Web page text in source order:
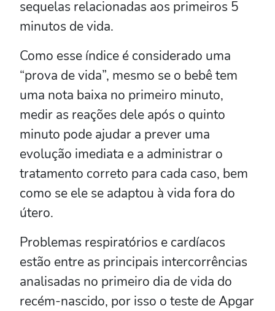
sequelas relacionadas aos primeiros 5
minutos de vida.
Como esse índice é considerado uma
“prova de vida”, mesmo se o bebê tem
uma nota baixa no primeiro minuto,
medir as reações dele após o quinto
minuto pode ajudar a prever uma
evolução imediata e a administrar o
tratamento correto para cada caso, bem
como se ele se adaptou à vida fora do
útero.
Problemas respiratórios e cardíacos
estão entre as principais intercorrências
analisadas no primeiro dia de vida do
recém-nascido, por isso o teste de Apgar